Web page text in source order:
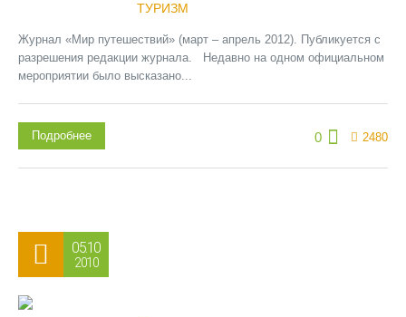
ТУРИЗМ
Журнал «Мир путешествий» (март – апрель 2012). Публикуется с
разрешения редакции журнала. Недавно на одном официальном
мероприятии было высказано...
0 2480
Подробнее
05.10
2010